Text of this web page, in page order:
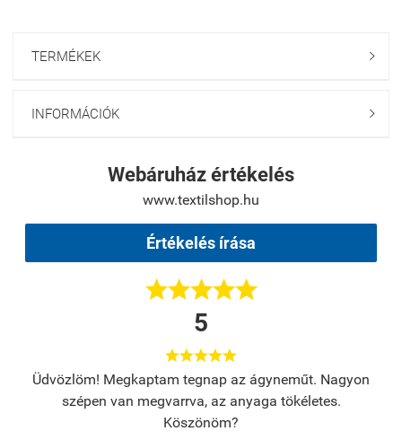
TERMÉKEK 
INFORMÁCIÓK 
Webáruház értékelés
www.textilshop.hu
Értékelés írása

5

Üdvözlöm! Megkaptam tegnap az ágyneműt. Nagyon
szépen van megvarrva, az anyaga tökéletes.
Köszönöm?